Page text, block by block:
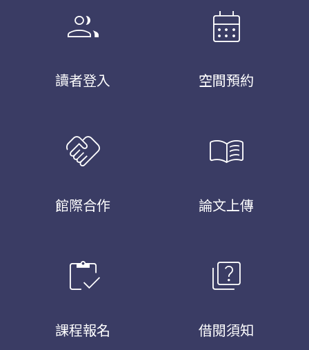
group
讀者登入
calendar_month
空間預約
handshake
館際合作
menu_book
論文上傳
inventory
課程報名
quiz
借閱須知